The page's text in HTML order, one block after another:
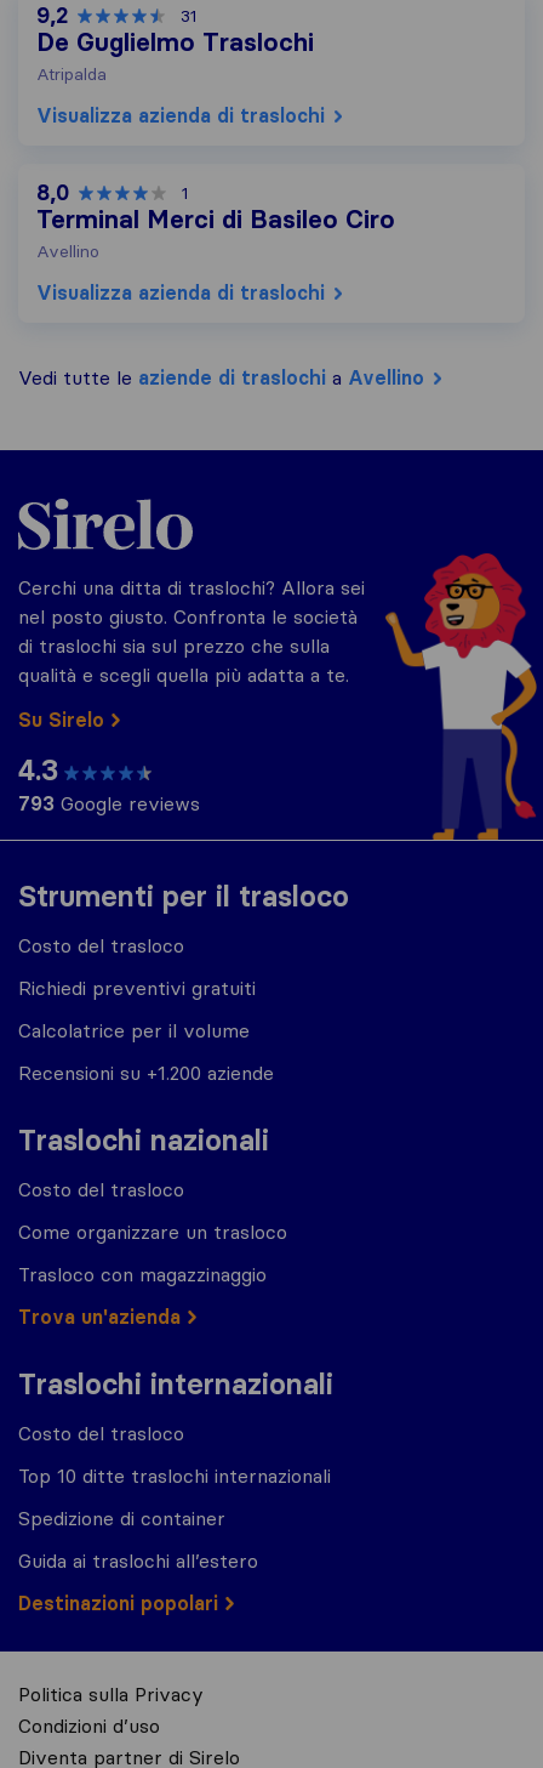
9,2 31
De Guglielmo Traslochi
Atripalda
Visualizza azienda di traslochi
8,0 1
Terminal Merci di Basileo Ciro
Avellino
Visualizza azienda di traslochi
Vedi tutte le aziende di traslochi a Avellino
Strumenti per il trasloco
Costo del trasloco
Richiedi preventivi gratuiti
Calcolatrice per il volume
Recensioni su +1.200 aziende
Traslochi nazionali
Costo del trasloco
Come organizzare un trasloco
Trasloco con magazzinaggio
Trova un'azienda
Traslochi internazionali
Costo del trasloco
Top 10 ditte traslochi internazionali
Spedizione di container
Guida ai traslochi all’estero
Destinazioni popolari
Sirelo.it
Cerchi una ditta di traslochi? Allora sei
nel posto giusto. Confronta le società
di traslochi sia sul prezzo che sulla
qualità e scegli quella più adatta a te.
Su Sirelo
4.3
793 Google reviews
Politica sulla Privacy
Condizioni d’uso
Diventa partner di Sirelo